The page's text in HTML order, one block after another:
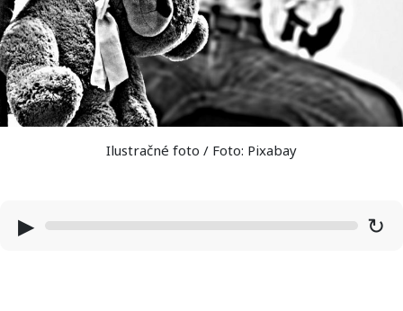
Ilustračné foto / Foto: Pixabay
▶ ↻